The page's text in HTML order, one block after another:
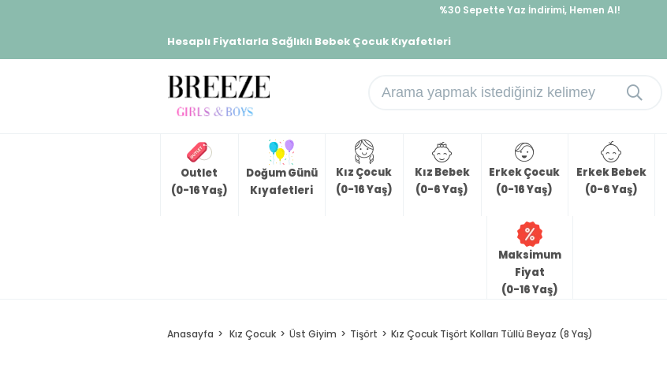
%30 Sepette Yaz İndirimi, Hemen Al!
Hesaplı Fiyatlarla Sağlıklı Bebek Çocuk Kıyafetleri
Outlet
(0-16 Yaş)
Doğum Günü
Kıyafetleri
Kız Çocuk
(0-16 Yaş)
Kız Bebek
(0-6 Yaş)
Erkek Çocuk
(0-16 Yaş)
Erkek Bebek
(0-6 Yaş)
Maksimum
Fiyat
(0-16 Yaş)
Anasayfa Kız Çocuk Üst Giyim Tişört Kız Çocuk Tişört Kolları Tüllü Beyaz (8 Yaş)